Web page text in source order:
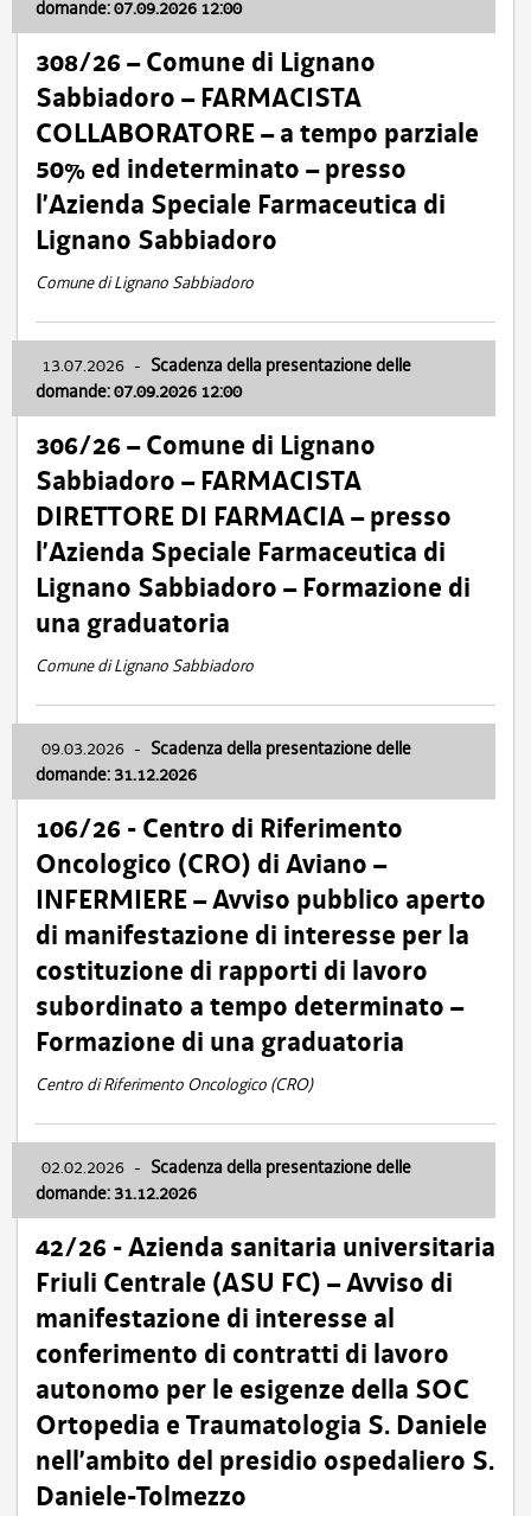
domande: 07.09.2026 12:00
308/26 – Comune di Lignano
Sabbiadoro – FARMACISTA
COLLABORATORE – a tempo parziale
50% ed indeterminato – presso
l’Azienda Speciale Farmaceutica di
Lignano Sabbiadoro
Comune di Lignano Sabbiadoro
13.07.2026 - Scadenza della presentazione delle
domande: 07.09.2026 12:00
306/26 – Comune di Lignano
Sabbiadoro – FARMACISTA
DIRETTORE DI FARMACIA – presso
l’Azienda Speciale Farmaceutica di
Lignano Sabbiadoro – Formazione di
una graduatoria
Comune di Lignano Sabbiadoro
09.03.2026 - Scadenza della presentazione delle
domande: 31.12.2026
106/26 - Centro di Riferimento
Oncologico (CRO) di Aviano –
INFERMIERE – Avviso pubblico aperto
di manifestazione di interesse per la
costituzione di rapporti di lavoro
subordinato a tempo determinato –
Formazione di una graduatoria
Centro di Riferimento Oncologico (CRO)
02.02.2026 - Scadenza della presentazione delle
domande: 31.12.2026
42/26 - Azienda sanitaria universitaria
Friuli Centrale (ASU FC) – Avviso di
manifestazione di interesse al
conferimento di contratti di lavoro
autonomo per le esigenze della SOC
Ortopedia e Traumatologia S. Daniele
nell’ambito del presidio ospedaliero S.
Daniele-Tolmezzo